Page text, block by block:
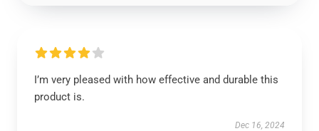
I’m very pleased with how effective and durable this
product is.
Dec 16, 2024